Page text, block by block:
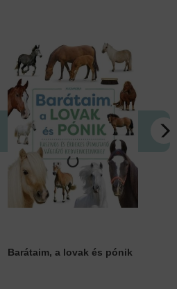
Barátaim, a lovak és pónik